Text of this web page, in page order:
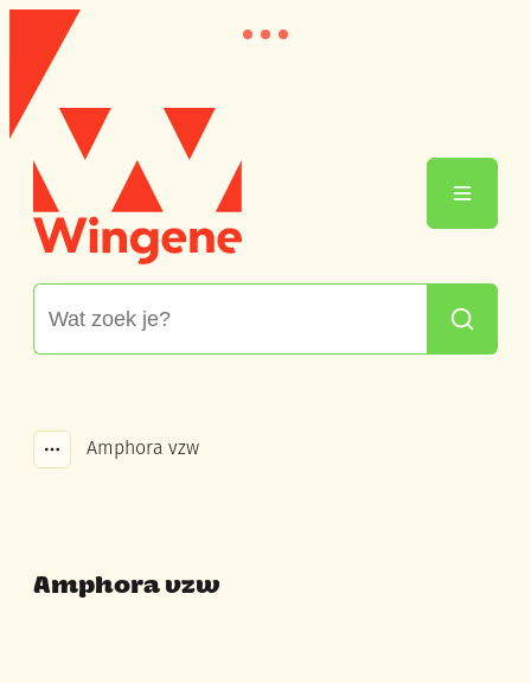
Naar inhoud
Wingene
Zoeken
Menu
Toon alle broodkruimel items
Amphora vzw
Amphora vzw